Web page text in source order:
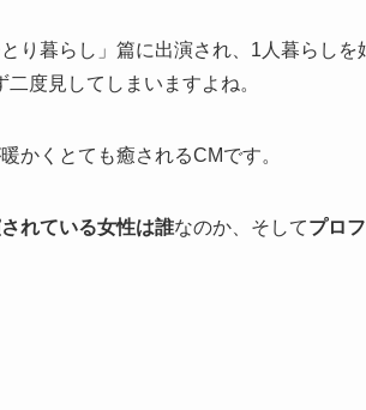
り暮らし」篇に出演され、1人暮らしを
二度見してしまいますよね。
かくとても癒されるCMです。
れている女性は誰なのか、そしてプロ